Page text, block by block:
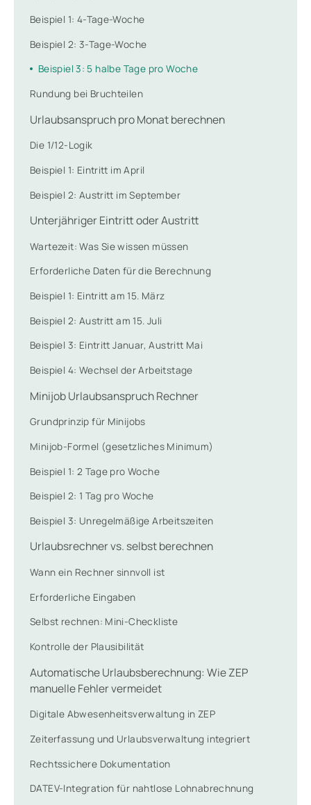
Beispiel 1: 4-Tage-Woche
Beispiel 2: 3-Tage-Woche
Beispiel 3: 5 halbe Tage pro Woche
Rundung bei Bruchteilen
Urlaubsanspruch pro Monat berechnen
Die 1/12-Logik
Beispiel 1: Eintritt im April
Beispiel 2: Austritt im September
Unterjähriger Eintritt oder Austritt
Wartezeit: Was Sie wissen müssen
Erforderliche Daten für die Berechnung
Beispiel 1: Eintritt am 15. März
Beispiel 2: Austritt am 15. Juli
Beispiel 3: Eintritt Januar, Austritt Mai
Beispiel 4: Wechsel der Arbeitstage
Minijob Urlaubsanspruch Rechner
Grundprinzip für Minijobs
Minijob-Formel (gesetzliches Minimum)
Beispiel 1: 2 Tage pro Woche
Beispiel 2: 1 Tag pro Woche
Beispiel 3: Unregelmäßige Arbeitszeiten
Urlaubsrechner vs. selbst berechnen
Wann ein Rechner sinnvoll ist
Erforderliche Eingaben
Selbst rechnen: Mini-Checkliste
Kontrolle der Plausibilität
Automatische Urlaubsberechnung: Wie ZEP
manuelle Fehler vermeidet
Digitale Abwesenheitsverwaltung in ZEP
Zeiterfassung und Urlaubsverwaltung integriert
Rechtssichere Dokumentation
DATEV-Integration für nahtlose Lohnabrechnung